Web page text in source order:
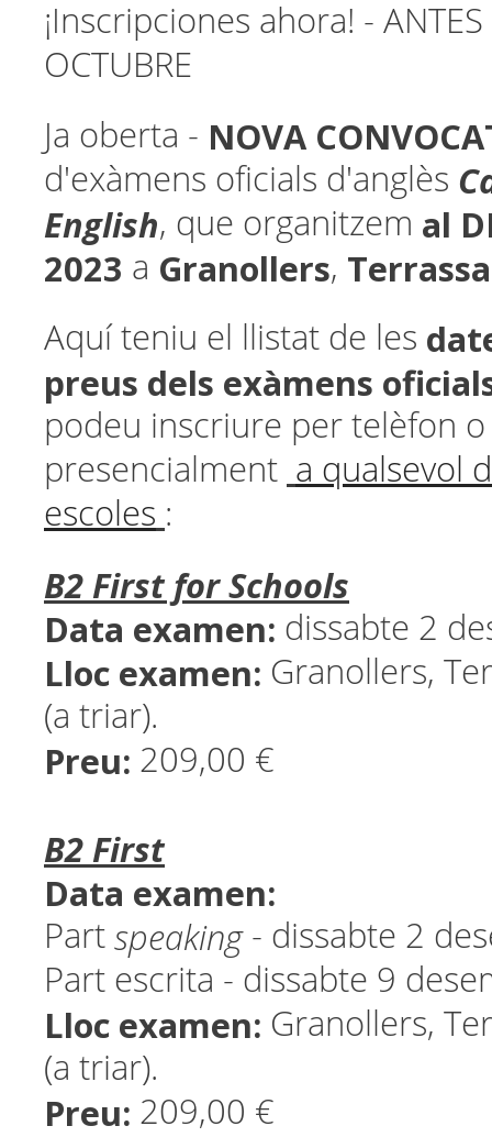
¡Inscripciones ahora! -
OCTUBRE
Ja oberta - NOVA
d'exàmens oficials d'anglès
English, que organitzem al
2023 a Granollers, Terrassa
Aquí teniu el llistat de les
preus dels exàmens
podeu inscriure per telèfon o
presencialment a qualsevol
escoles :
B2 First for Schools
Data examen: dissabte 2
Lloc examen: Granollers,
(a triar).
Preu: 209,00 €
B2 First
Data examen:
Part speaking- dissabte 2
Part escrita - dissabte 9
Lloc examen: Granollers,
(a triar).
Preu: 209,00 €